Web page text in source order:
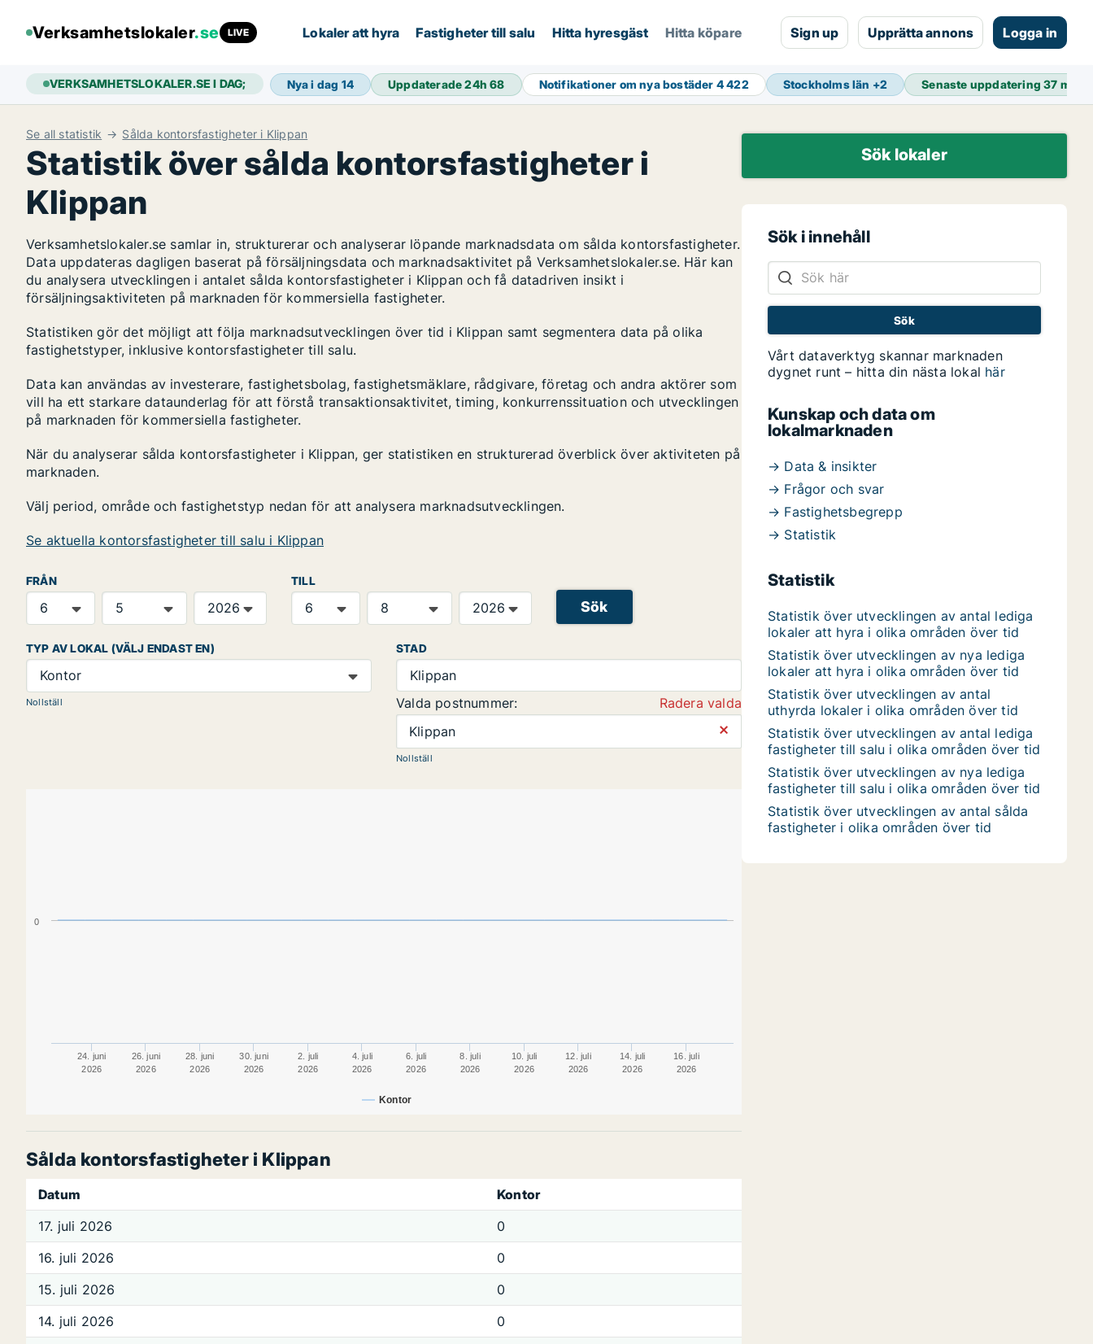
Verksamhetslokaler.se LIVE Lokaler att hyra Fastigheter till salu Hitta hyresgäst Hitta köpare Sign up Upprätta annons Logga in
VERKSAMHETSLOKALER.SE I DAG; Nya i dag 14 Uppdaterade 24h68 Notifikationer om nya bostäder 4 422 Stockholms län +2 Senaste uppdatering37 min
Se all statistik Sålda kontorsfastigheter i Klippan
Statistik över sålda kontorsfastigheter i
Klippan
Verksamhetslokaler.se samlar in, strukturerar och analyserar löpande marknadsdata om sålda kontorsfastigheter.
Data uppdateras dagligen baserat på försäljningsdata och marknadsaktivitet på Verksamhetslokaler.se. Här kan
du analysera utvecklingen i antalet sålda kontorsfastigheter i Klippan och få datadriven insikt i
försäljningsaktiviteten på marknaden för kommersiella fastigheter.
Statistiken gör det möjligt att följa marknadsutvecklingen över tid i Klippan samt segmentera data på olika
fastighetstyper, inklusive kontorsfastigheter till salu.
Data kan användas av investerare, fastighetsbolag, fastighetsmäklare, rådgivare, företag och andra aktörer som
vill ha ett starkare dataunderlag för att förstå transaktionsaktivitet, timing, konkurrenssituation och utvecklingen
på marknaden för kommersiella fastigheter.
När du analyserar sålda kontorsfastigheter i Klippan, ger statistiken en strukturerad överblick över aktiviteten på
marknaden.
Välj period, område och fastighetstyp nedan för att analysera marknadsutvecklingen.
Se aktuella kontorsfastigheter till salu i Klippan
FRÅN TILL
Sök
TYP AV LOKAL (VÄLJ ENDAST EN)
Kontor
Nollställ
STAD
Klippan
Valda postnummer:
Radera valda
Klippan
⨯
Nollställ
Kontor
24. juni
2026
26. juni
2026
28. juni
2026
30. juni
2026
2. juli
2026
4. juli
2026
6. juli
2026
8. juli
2026
10. juli
2026
12. juli
2026
14. juli
2026
16. juli
2026
0
Sålda kontorsfastigheter i Klippan
Datum
Kontor
17. juli 2026
0
16. juli 2026
0
15. juli 2026
0
14. juli 2026
0
Sök lokaler
Sök i innehåll
Vårt dataverktyg skannar marknaden
dygnet runt – hitta din nästa lokal här
Kunskap och data om
lokalmarknaden
→ Data & insikter
→ Frågor och svar
→ Fastighetsbegrepp
→ Statistik
Statistik
Statistik över utvecklingen av antal lediga
lokaler att hyra i olika områden över tid
Statistik över utvecklingen av nya lediga
lokaler att hyra i olika områden över tid
Statistik över utvecklingen av antal
uthyrda lokaler i olika områden över tid
Statistik över utvecklingen av antal lediga
fastigheter till salu i olika områden över tid
Statistik över utvecklingen av nya lediga
fastigheter till salu i olika områden över tid
Statistik över utvecklingen av antal sålda
fastigheter i olika områden över tid